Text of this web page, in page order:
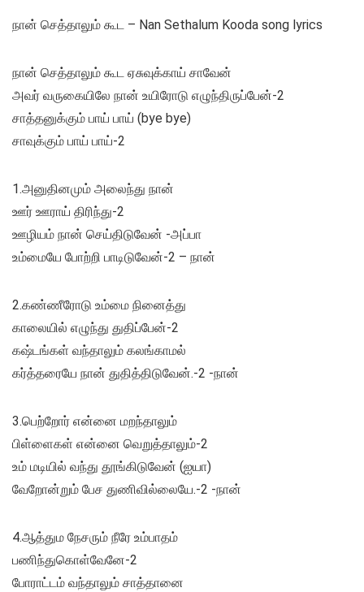
நான் செத்தாலும் கூட – Nan Sethalum Kooda song lyrics
நான் செத்தாலும் கூட ஏசுவுக்காய் சாவேன்
அவர் வருகையிலே நான் உயிரோடு எழுந்திருப்பேன்-2
சாத்தனுக்கும் பாய் பாய் (bye bye)
சாவுக்கும் பாய் பாய்-2
1.அனுதினமும் அலைந்து நான்
ஊர் ஊராய் திரிந்து-2
ஊழியம் நான் செய்திடுவேன் -அப்பா
உம்மையே போற்றி பாடிடுவேன்-2 – நான்
2.கண்ணீரோடு உம்மை நினைத்து
காலையில் எழுந்து துதிப்பேன்-2
கஷ்டங்கள் வந்தாலும் கலங்காமல்
கர்த்தரையே நான் துதித்திடுவேன்.-2 -நான்
3.பெற்றோர் என்னை மறந்தாலும்
பிள்ளைகள் என்னை வெறுத்தாலும்-2
உம் மடியில் வந்து தூங்கிடுவேன் (ஐயா)
வேறோன்றும் பேச துணிவில்லையே.-2 -நான்
4.ஆத்தும நேசரும் நீரே உம்பாதம்
பணிந்துகொள்வேனே-2
போராட்டம் வந்தாலும் சாத்தானை